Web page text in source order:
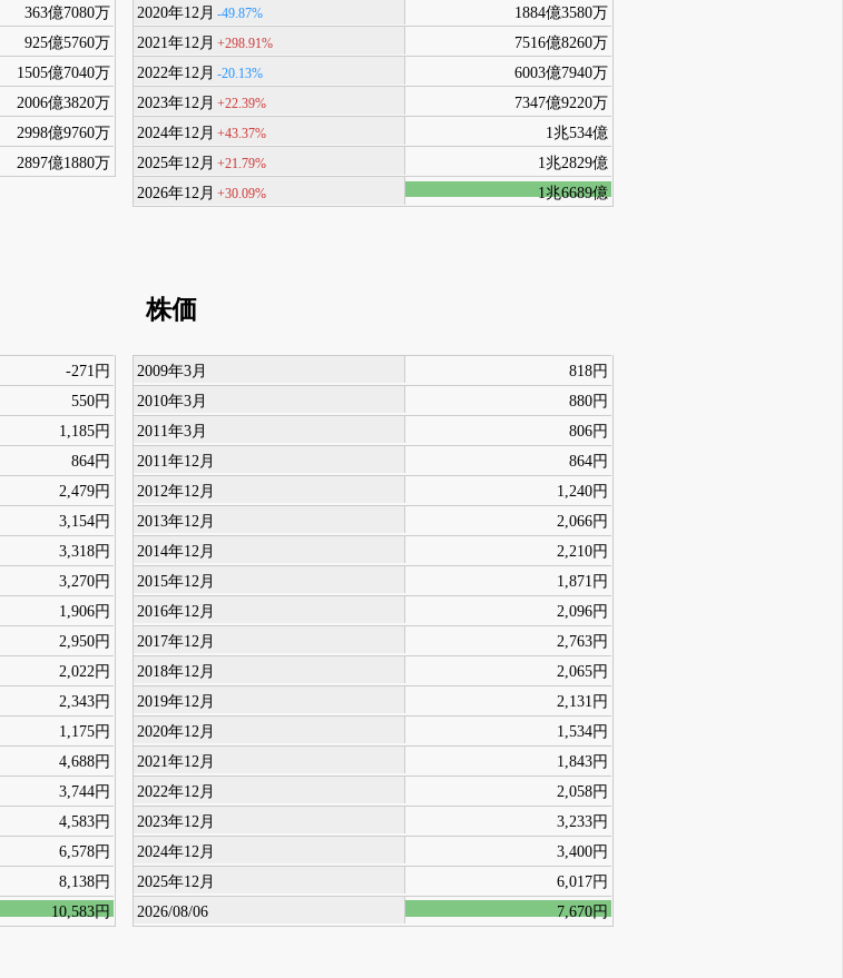
363億7080万
925億5760万
1505億7040万
2006億3820万
2998億9760万
2897億1880万
2020年12月 -49.87%
1884億3580万
2021年12月 +298.91%
7516億8260万
2022年12月 -20.13%
6003億7940万
2023年12月 +22.39%
7347億9220万
2024年12月 +43.37%
1兆534億
2025年12月 +21.79%
1兆2829億
2026年12月 +30.09% 1兆6689億
-271円
550円
1,185円
864円
2,479円
3,154円
3,318円
3,270円
1,906円
2,950円
2,022円
2,343円
1,175円
4,688円
3,744円
4,583円
6,578円
8,138円
10,583円
株価
2009年3月
818円
2010年3月
880円
2011年3月
806円
2011年12月
864円
2012年12月
1,240円
2013年12月
2,066円
2014年12月
2,210円
2015年12月
1,871円
2016年12月
2,096円
2017年12月
2,763円
2018年12月
2,065円
2019年12月
2,131円
2020年12月
1,534円
2021年12月
1,843円
2022年12月
2,058円
2023年12月
3,233円
2024年12月
3,400円
2025年12月
6,017円
2026/08/06
7,670円